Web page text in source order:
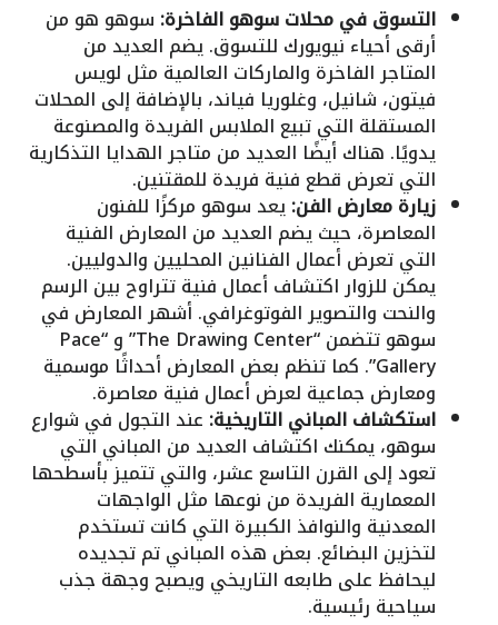
التسوق في محلات سوهو الفاخرة: سوهو هو من
أرقى أحياء نيويورك للتسوق. يضم العديد من
المتاجر الفاخرة والماركات العالمية مثل لويس
فيتون، شانيل، وغلوريا فياند، بالإضافة إلى المحلات
المستقلة التي تبيع الملابس الفريدة والمصنوعة
يدويًا. هناك أيضًا العديد من متاجر الهدايا التذكارية
التي تعرض قطع فنية فريدة للمقتنين.
زيارة معارض الفن:يعد سوهو مركزًا للفنون
المعاصرة، حيث يضم العديد من المعارض الفنية
التي تعرض أعمال الفنانين المحليين والدوليين.
يمكن للزوار اكتشاف أعمال فنية تتراوح بين الرسم
والنحت والتصوير الفوتوغرافي. أشهر المعارض في
سوهو تتضمن “The Drawing Center” و “Pace
Gallery”. كما تنظم بعض المعارض أحداثًا موسمية
ومعارض جماعية لعرض أعمال فنية معاصرة.
استكشاف المباني التاريخية: عند التجول في شوارع
سوهو، يمكنك اكتشاف العديد من المباني التي
تعود إلى القرن التاسع عشر، والتي تتميز بأسطحها
المعمارية الفريدة من نوعها مثل الواجهات
المعدنية والنوافذ الكبيرة التي كانت تستخدم
لتخزين البضائع. بعض هذه المباني تم تجديده
ليحافظ على طابعه التاريخي ويصبح وجهة جذب
سياحية رئيسية.